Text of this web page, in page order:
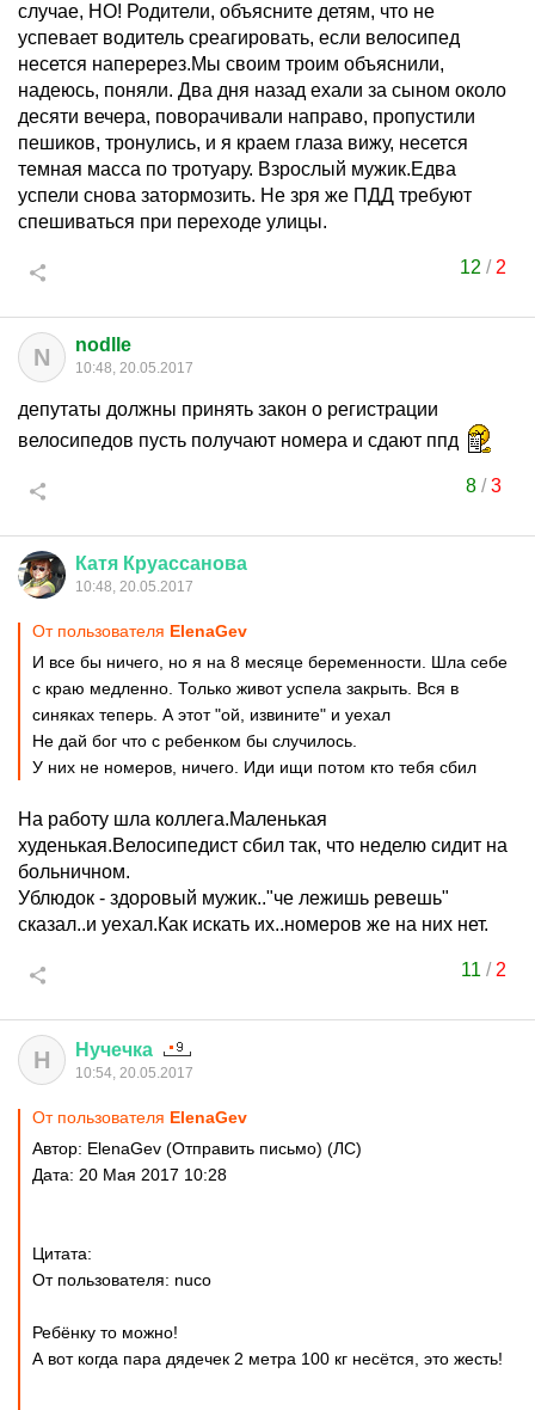
случае, НО! Родители, объясните детям, что не
успевает водитель среагировать, если велосипед
несется наперерез.Мы своим троим объяснили,
надеюсь, поняли. Два дня назад ехали за сыном около
десяти вечера, поворачивали направо, пропустили
пешиков, тронулись, и я краем глаза вижу, несется
темная масса по тротуару. Взрослый мужик.Едва
успели снова затормозить. Не зря же ПДД требуют
спешиваться при переходе улицы.
12 / 2
N nodlle
10:48, 20.05.2017
депутаты должны принять закон о регистрации
велосипедов пусть получают номера и сдают ппд
8/3
Катя Круассанова
10:48, 20.05.2017
От пользователя ElenaGev
И все бы ничего, но я на 8 месяце беременности. Шла себе
с краю медленно. Только живот успела закрыть. Вся в
синяках теперь. А этот "ой, извините" и уехал
Не дай бог что с ребенком бы случилось.
У них не номеров, ничего. Иди ищи потом кто тебя сбил
На работу шла коллега.Маленькая
худенькая.Велосипедист сбил так, что неделю сидит на
больничном.
Ублюдок - здоровый мужик.."че лежишь ревешь"
сказал..и уехал.Как искать их..номеров же на них нет.
11 / 2
Н Нучечка
10:54, 20.05.2017
От пользователя ElenaGev
Автор: ElenaGev (Отправить письмо) (ЛС)
Дата: 20 Мая 2017 10:28
Цитата:
От пользователя: nuco
Ребёнку то можно!
А вот когда пара дядечек 2 метра 100 кг несётся, это жесть!